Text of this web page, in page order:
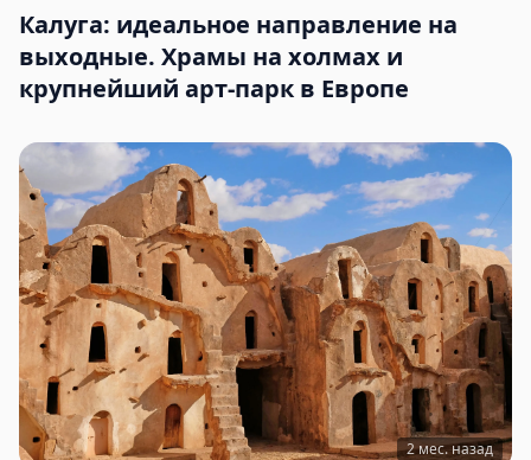
Калуга: идеальное направление на
выходные. Храмы на холмах и
крупнейший арт-парк в Европе
2 мес. назад